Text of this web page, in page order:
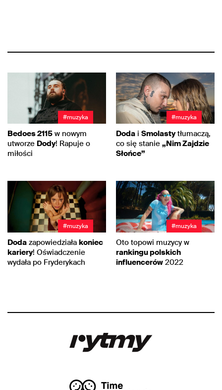
#muzyka
Bedoes 2115 w nowym
utworze Dody! Rapuje o
miłości
#muzyka
Doda i Smolastytłumaczą,
co się stanie „Nim Zajdzie
Słońce”
#muzyka
Doda zapowiedziała koniec
kariery! Oświadczenie
wydała po Fryderykach
#muzyka
Oto topowi muzycy w
rankingu polskich
influencerów 2022